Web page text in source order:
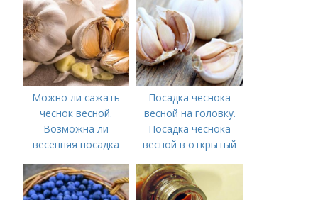
Можно ли сажать
чеснок весной.
Возможна ли
весенняя посадка
лучше делать
Посадка чеснока
весной на головку.
Посадка чеснока
весной в открытый